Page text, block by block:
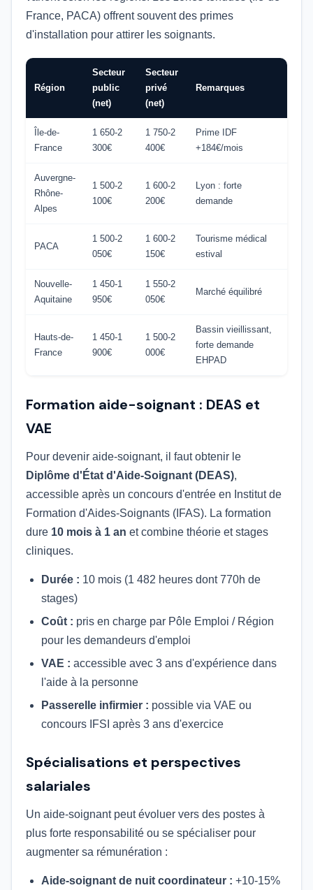
France, PACA) offrent souvent des primes
d'installation pour attirer les soignants.
Région
Secteur
public
(net)
Secteur
privé
(net)
Remarques
Île-de-
France
1 650-2
300€
1 750-2
400€
Prime IDF
+184€/mois
Auvergne-
Rhône-
Alpes
1 500-2
100€
1 600-2
200€
Lyon : forte
demande
PACA
1 500-2
050€
1 600-2
150€
Tourisme médical
estival
Nouvelle-
Aquitaine
1 450-1
950€
1 550-2
050€
Marché équilibré
Hauts-de-
France
1 450-1
900€
1 500-2
000€
Bassin vieillissant,
forte demande
EHPAD
Formation aide-soignant : DEAS et
VAE
Pour devenir aide-soignant, il faut obtenir le
Diplôme d'État d'Aide-Soignant (DEAS),
accessible après un concours d'entrée en Institut de
Formation d'Aides-Soignants (IFAS). La formation
dure 10 mois à 1 an et combine théorie et stages
cliniques.
Durée : 10 mois (1 482 heures dont 770h de
stages)
Coût : pris en charge par Pôle Emploi / Région
pour les demandeurs d'emploi
VAE : accessible avec 3 ans d'expérience dans
l'aide à la personne
Passerelle infirmier : possible via VAE ou
concours IFSI après 3 ans d'exercice
Spécialisations et perspectives
salariales
Un aide-soignant peut évoluer vers des postes à
plus forte responsabilité ou se spécialiser pour
augmenter sa rémunération :
Aide-soignant de nuit coordinateur : +10-15%